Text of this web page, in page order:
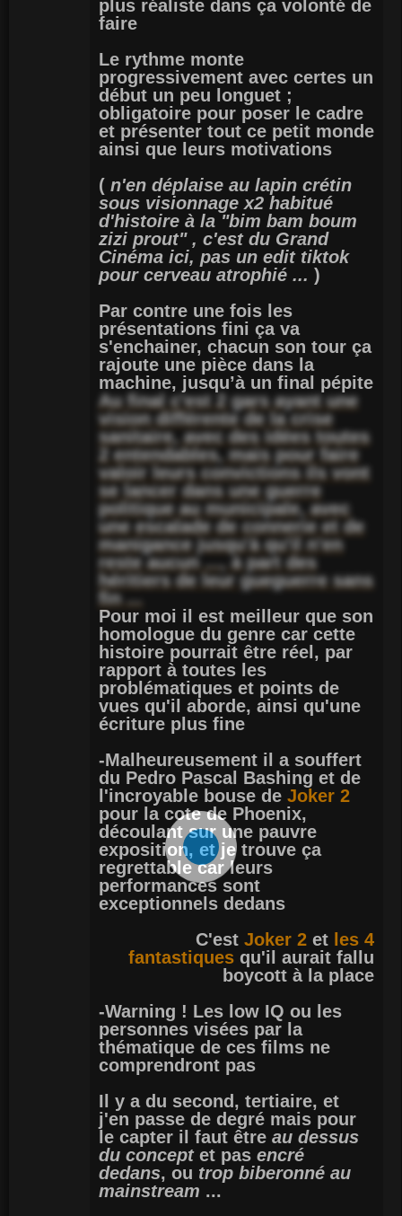
plus réaliste dans ça volonté de
faire
Le rythme monte
progressivement avec certes un
début un peu longuet ;
obligatoire pour poser le cadre
et présenter tout ce petit monde
ainsi que leurs motivations
( n'en déplaise au lapin crétin
sous visionnage x2 habitué
d'histoire à la "bim bam boum
zizi prout" , c'est du Grand
Cinéma ici, pas un edit tiktok
pour cerveau atrophié ... )
Par contre une fois les
présentations fini ça va
s'enchainer, chacun son tour ça
rajoute une pièce dans la
machine, jusqu’à un final pépite
Au final c'est 2 gars ayant une
vision différente de la crise
sanitaire, avec des idées toutes
2 entendables, mais pour faire
valoir leurs convictions ils vont
se lancer dans une guerre
politique au municipale, avec
une escalade de connerie et de
manigance jusqu'à qu'il n'en
reste aucun ..., à part des
héritiers de leur gueguerre sans
fin ...
Pour moi il est meilleur que son
homologue du genre car cette
histoire pourrait être réel, par
rapport à toutes les
problématiques et points de
vues qu'il aborde, ainsi qu'une
écriture plus fine
-Malheureusement il a souffert
du Pedro Pascal Bashing et de
l'incroyable bouse de Joker 2
pour la cote de Phoenix,
découlant sur une pauvre
exposition, et je trouve ça
regrettable car leurs
performances sont
exceptionnels dedans
C'est Joker 2 et les 4
fantastiques qu'il aurait fallu
boycott à la place
-Warning ! Les low IQ ou les
personnes visées par la
thématique de ces films ne
comprendront pas
Il y a du second, tertiaire, et
j'en passe de degré mais pour
le capter il faut être au dessus
du conceptet pas encré
dedans, ou trop biberonné au
mainstream ...